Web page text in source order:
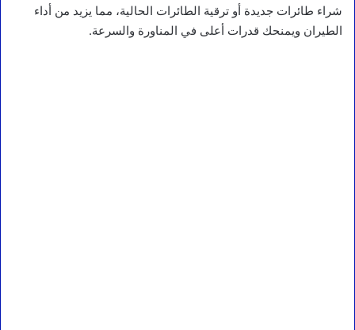
شراء طائرات جديدة أو ترقية الطائرات الحالية، مما يزيد من أداء
الطيران ويمنحك قدرات أعلى في المناورة والسرعة.